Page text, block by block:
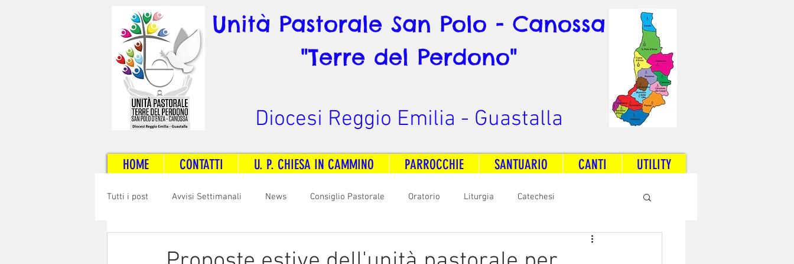
Unità Pastorale San Polo - Canossa
"Terre del Perdono"
Diocesi Reggio Emilia - Guastalla
HOME CONTATTI U. P. CHIESA IN CAMMINO PARROCCHIE SANTUARIO CANTI UTILITY
Tutti i post Avvisi Settimanali News Consiglio Pastorale Oratorio Liturgia Catechesi
Radio Dream Together